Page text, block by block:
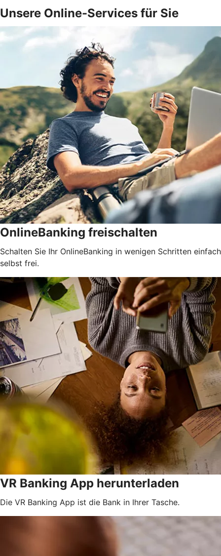
Unsere Online-Services für Sie
OnlineBanking freischalten
Schalten Sie Ihr OnlineBanking in wenigen Schritten einfach
selbst frei.
VR Banking App herunterladen
Die VR Banking App ist die Bank in Ihrer Tasche.